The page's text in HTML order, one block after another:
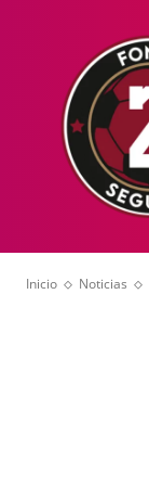
Inicio Noticias